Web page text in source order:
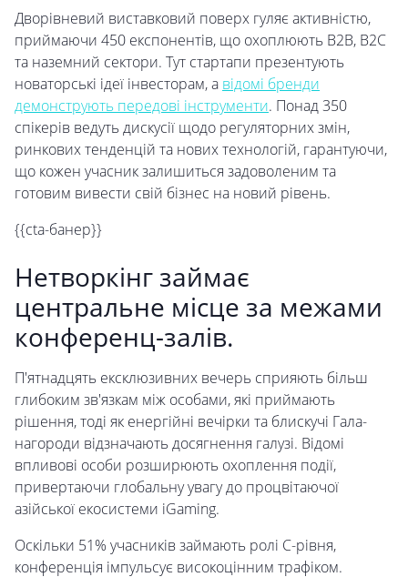
Дворівневий виставковий поверх гуляє активністю,
приймаючи 450 експонентів, що охоплюють B2B, B2C
та наземний сектори. Тут стартапи презентують
новаторські ідеї інвесторам, а відомі бренди
демонструють передові інструменти. Понад 350
спікерів ведуть дискусії щодо регуляторних змін,
ринкових тенденцій та нових технологій, гарантуючи,
що кожен учасник залишиться задоволеним та
готовим вивести свій бізнес на новий рівень.
{{cta-банер}}
Нетворкінг займає
центральне місце за межами
конференц-залів.
П'ятнадцять ексклюзивних вечерь сприяють більш
глибоким зв'язкам між особами, які приймають
рішення, тоді як енергійні вечірки та блискучі Гала-
нагороди відзначають досягнення галузі. Відомі
впливові особи розширюють охоплення події,
привертаючи глобальну увагу до процвітаючої
азійської екосистеми iGaming.
Оскільки 51% учасників займають ролі C-рівня,
конференція імпульсує високоцінним трафіком.